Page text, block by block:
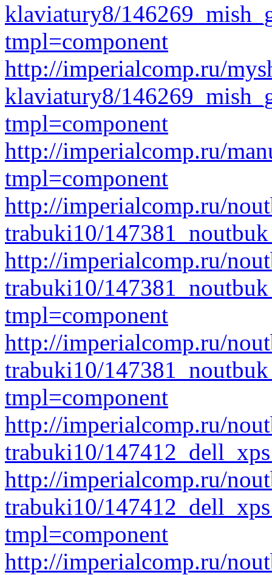
klaviatury8/
tmpl=component
http://imperialcomp.ru/
klaviatury8/
tmpl=component
http://imperialcomp.ru/
tmpl=component
http://imperialcomp.ru/
trabuki10/
http://imperialcomp.ru/
trabuki10/
tmpl=component
http://imperialcomp.ru/
trabuki10/
tmpl=component
http://imperialcomp.ru/
trabuki10/
http://imperialcomp.ru/
trabuki10/
tmpl=component
http://imperialcomp.ru/